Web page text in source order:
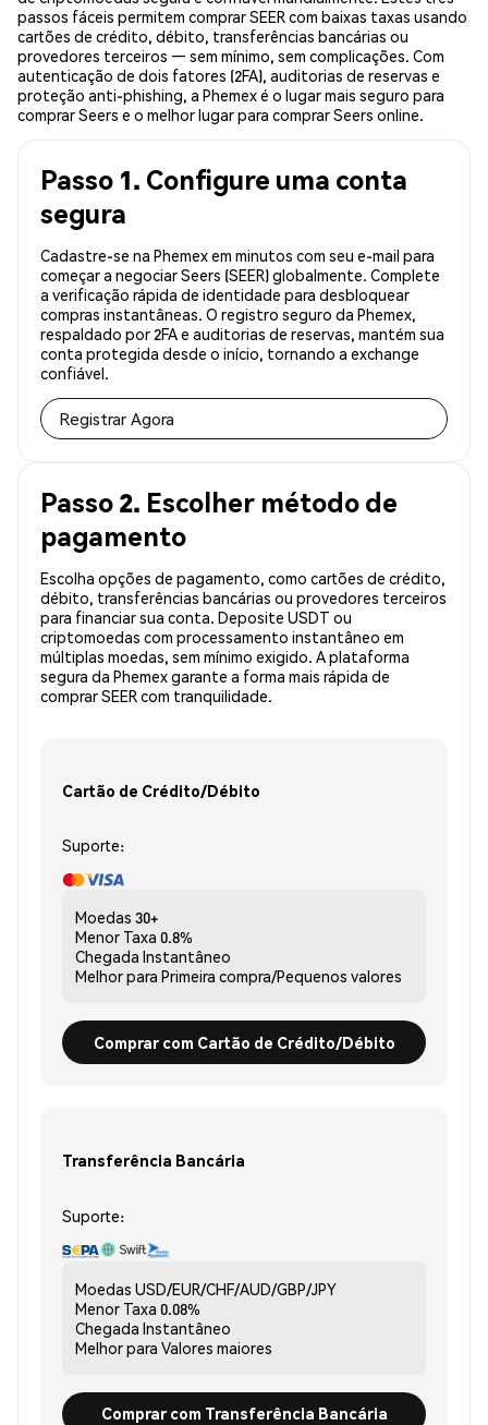
passos fáceis permitem comprar SEER com baixas taxas usando
cartões de crédito, débito, transferências bancárias ou
provedores terceiros — sem mínimo, sem complicações. Com
autenticação de dois fatores (2FA), auditorias de reservas e
proteção anti-phishing, a Phemex é o lugar mais seguro para
comprar Seers e o melhor lugar para comprar Seers online.
Passo 1. Configure uma conta
segura
Cadastre-se na Phemex em minutos com seu e-mail para
começar a negociar Seers (SEER) globalmente. Complete
a verificação rápida de identidade para desbloquear
compras instantâneas. O registro seguro da Phemex,
respaldado por 2FA e auditorias de reservas, mantém sua
conta protegida desde o início, tornando a exchange
confiável.
Registrar Agora
Passo 2. Escolher método de
pagamento
Escolha opções de pagamento, como cartões de crédito,
débito, transferências bancárias ou provedores terceiros
para financiar sua conta. Deposite USDT ou
criptomoedas com processamento instantâneo em
múltiplas moedas, sem mínimo exigido. A plataforma
segura da Phemex garante a forma mais rápida de
comprar SEER com tranquilidade.
Cartão de Crédito/Débito
Suporte:
Moedas 30+
Menor Taxa 0.8%
Chegada Instantâneo
Melhor para Primeira compra/Pequenos valores
Comprar com Cartão de Crédito/Débito
Transferência Bancária
Suporte:
Moedas USD/EUR/CHF/AUD/GBP/JPY
Menor Taxa 0.08%
Chegada Instantâneo
Melhor para Valores maiores
Comprar com Transferência Bancária